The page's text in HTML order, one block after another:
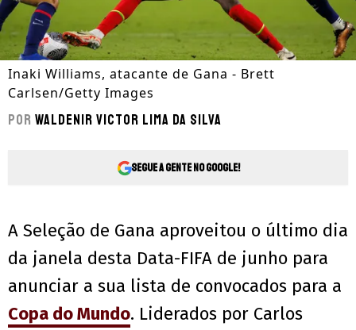
Inaki Williams, atacante de Gana - Brett
Carlsen/Getty Images
Por Waldenir Victor Lima Da Silva
Segue a gente no Google!
A Seleção de Gana aproveitou o último dia
da janela desta Data-FIFA de junho para
anunciar a sua lista de convocados para a
Copa do Mundo. Liderados por Carlos